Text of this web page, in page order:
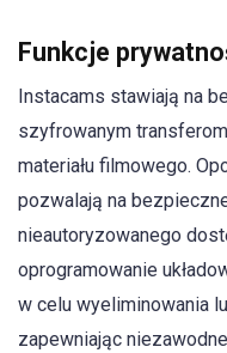
Funkcje
Instacams stawiają na
szyfrowanym
materiału filmowego.
pozwalają na
nieautoryzowanego
oprogramowanie
w celu wyeliminowania
zapewniając